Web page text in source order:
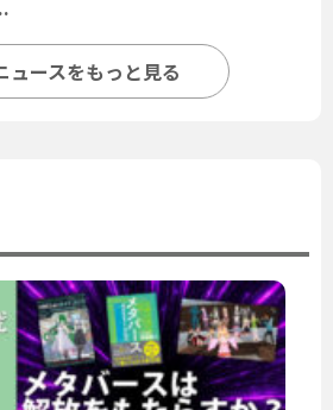
ュースをもっと見る